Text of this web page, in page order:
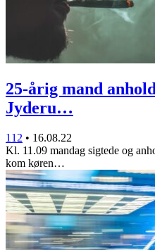
25-årig mand
Jyderu…
112 • 16.08.22
Kl. 11.09 mandag sigtede og
kom køren…